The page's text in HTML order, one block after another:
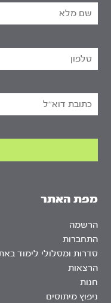
מפת האתר
הרשמה
התחברות
סדרות ומסלולי לימוד
הרצאות
חנות
ניפוץ מיתוסים